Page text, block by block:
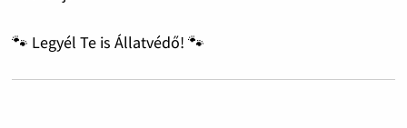
🐾 Legyél Te is Állatvédő! 🐾